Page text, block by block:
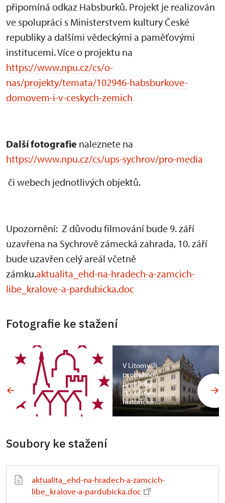
připomíná odkaz Habsburků. Projekt je realizován
ve spolupráci s Ministerstvem kultury České
republiky a dalšími vědeckými a paměťovými
institucemi. Více o projektu na
https://www.npu.cz/cs/o-
nas/projekty/temata/102946-habsburkove-
domovem-i-v-ceskych-zemich
Další fotografie naleznete na
https://www.npu.cz/cs/ups-sychrov/pro-media
či webech jednotlivých objektů.
Upozornění: Z důvodu filmování bude 9. září
uzavřena na Sychrově zámecká zahrada, 10. září
bude uzavřen celý areál včetně
zámku.aktualita_ehd-na-hradech-a-zamcich-
libe_kralove-a-pardubicka.doc
Fotografie ke stažení
V Litomyšli
proběhnou
prohlídky
stavebně-
historické…
Soubory ke stažení
aktualita_ehd-na-hradech-a-zamcich-
libe_kralove-a-pardubicka.doc